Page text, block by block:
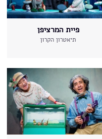
פיית המרציפן
תיאטרון הקרון